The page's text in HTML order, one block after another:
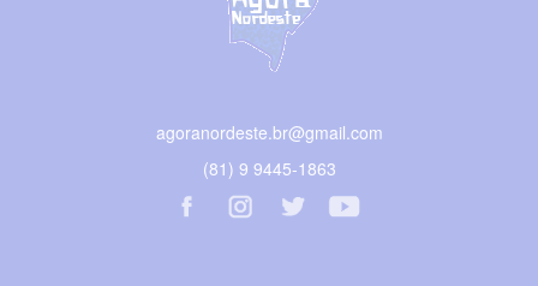
agoranordeste.br@gmail.com
(81) 9 9445-1863